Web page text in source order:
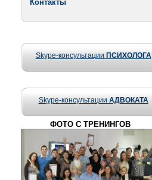
Контакты
Skype-консультации ПСИХОЛОГА
Skype-консультации АДВОКАТА
ФОТО С ТРЕНИНГОВ